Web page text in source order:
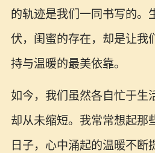
的轨迹是我们一同书写的。
伏，闺蜜的存在，却是让我
持与温暖的最美依靠。
如今，我们虽然各自忙于生
却从未缩短。我常常想起那
日子，心中涌起的温暖不断